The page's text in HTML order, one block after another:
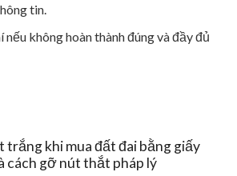
tin.
không hoàn thành đúng và đầy đủ
trắng khi mua đất đai bằng giấy
cách gỡ nút thắt pháp lý